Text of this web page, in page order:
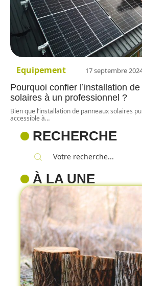
Equipement 17 septembre
Pourquoi confier l’installation
solaires à un professionnel ?
Bien que l’installation de panneaux solaires
accessible à…
RECHERCHE
À LA UNE